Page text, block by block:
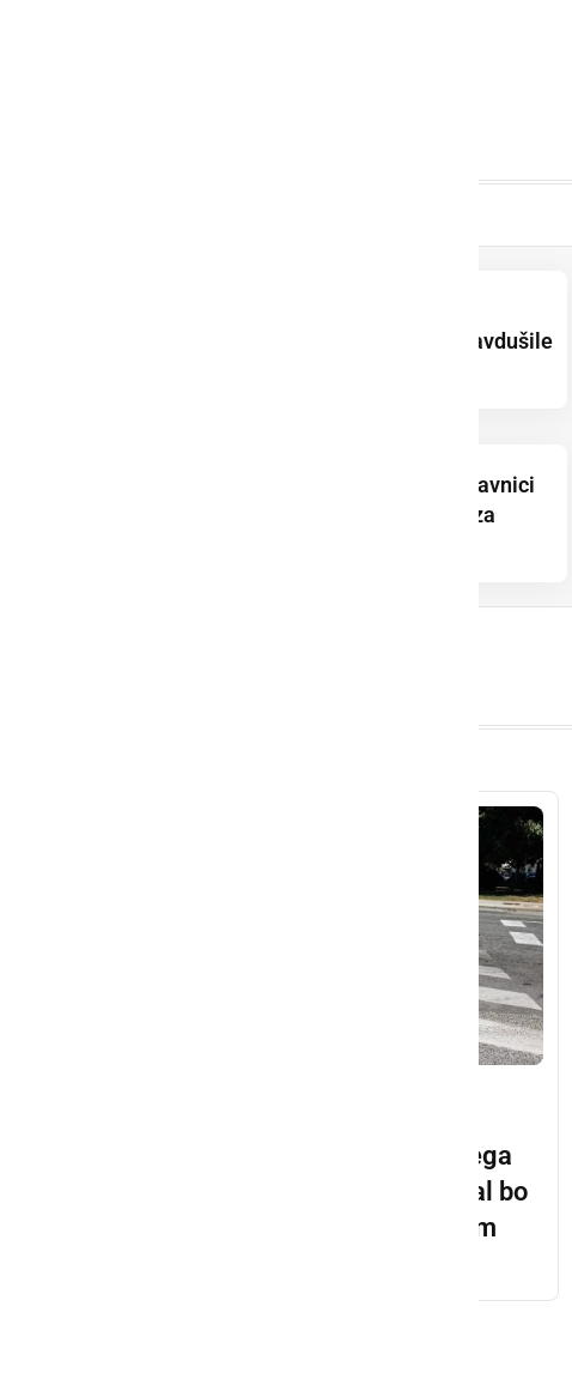
Lotmerk na vodi navdušile
Pri Sv. Juriju ob Ščavnici
pripravili sprejem za
Pričela se bo gradnja novega
krožišča v Ljutomeru, veljal bo
spremenjen prometni režim